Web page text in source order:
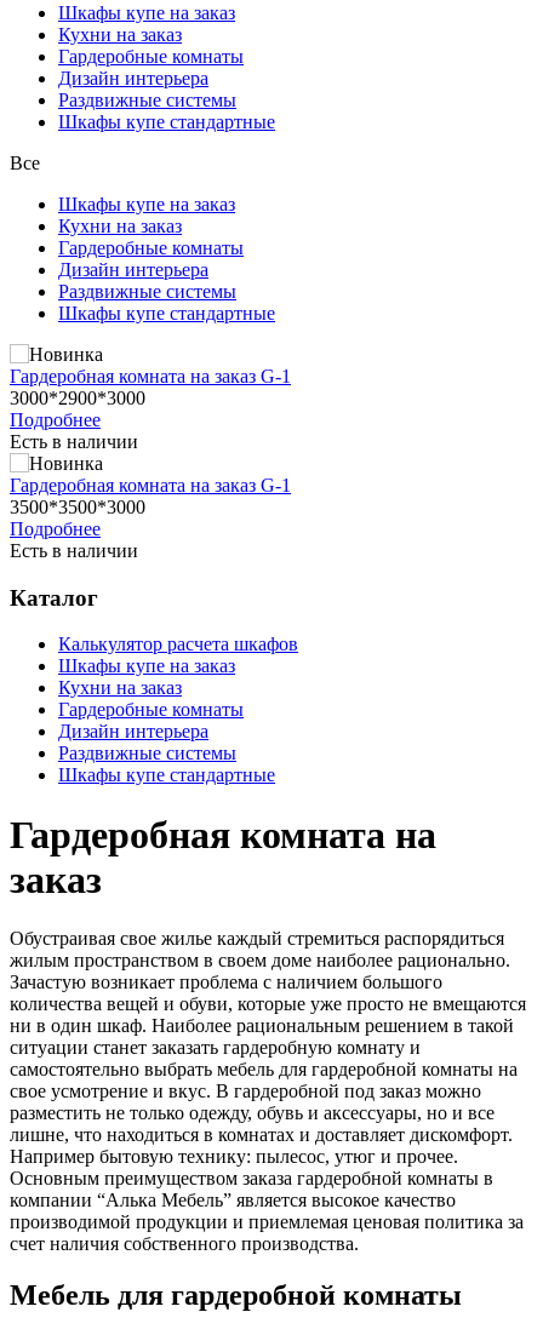
Шкафы купе на заказ
Кухни на заказ
Гардеробные комнаты
Дизайн интерьера
Раздвижные системы
Шкафы купе стандартные
Все
Шкафы купе на заказ
Кухни на заказ
Гардеробные комнаты
Дизайн интерьера
Раздвижные системы
Шкафы купе стандартные
Гардеробная комната на заказ G-1
3000*2900*3000
Подробнее
Есть в наличии
Гардеробная комната на заказ G-1
3500*3500*3000
Подробнее
Есть в наличии
Каталог
Калькулятор расчета шкафов
Шкафы купе на заказ
Кухни на заказ
Гардеробные комнаты
Дизайн интерьера
Раздвижные системы
Шкафы купе стандартные
Гардеробная комната на
заказ
Обустраивая свое жилье каждый стремиться распорядиться
жилым пространством в своем доме наиболее рационально.
Зачастую возникает проблема с наличием большого
количества вещей и обуви, которые уже просто не вмещаются
ни в один шкаф. Наиболее рациональным решением в такой
ситуации станет заказать гардеробную комнату и
самостоятельно выбрать мебель для гардеробной комнаты на
свое усмотрение и вкус. В гардеробной под заказ можно
разместить не только одежду, обувь и аксессуары, но и все
лишне, что находиться в комнатах и доставляет дискомфорт.
Например бытовую технику: пылесос, утюг и прочее.
Основным преимуществом заказа гардеробной комнаты в
компании “Алька Мебель” является высокое качество
производимой продукции и приемлемая ценовая политика за
счет наличия собственного производства.
Мебель для гардеробной комнаты